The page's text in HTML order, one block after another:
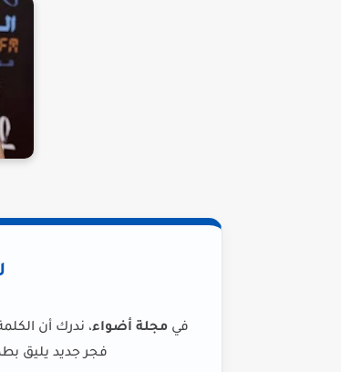
في مجلة أضواء، ندرك أن
فجر جديد يليق